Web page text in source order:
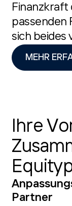
Finanzkraft
passenden
sich beides
MEHR
Ihre
Partner